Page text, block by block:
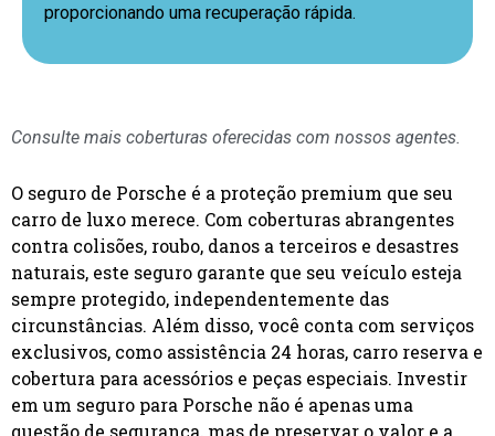
proporcionando uma recuperação rápida.
Consulte mais coberturas oferecidas com nossos agentes.
O seguro de Porsche é a proteção premium que seu
carro de luxo merece. Com coberturas abrangentes
contra colisões, roubo, danos a terceiros e desastres
naturais, este seguro garante que seu veículo esteja
sempre protegido, independentemente das
circunstâncias. Além disso, você conta com serviços
exclusivos, como assistência 24 horas, carro reserva e
cobertura para acessórios e peças especiais. Investir
em um seguro para Porsche não é apenas uma
questão de segurança, mas de preservar o valor e a